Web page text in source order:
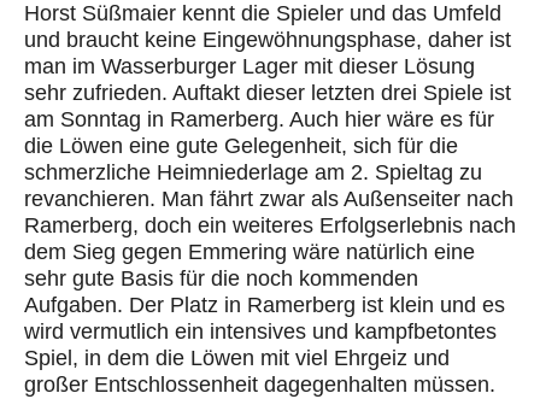
Horst Süßmaier kennt die Spieler und das Umfeld
und braucht keine Eingewöhnungsphase, daher ist
man im Wasserburger Lager mit dieser Lösung
sehr zufrieden. Auftakt dieser letzten drei Spiele ist
am Sonntag in Ramerberg. Auch hier wäre es für
die Löwen eine gute Gelegenheit, sich für die
schmerzliche Heimniederlage am 2. Spieltag zu
revanchieren. Man fährt zwar als Außenseiter nach
Ramerberg, doch ein weiteres Erfolgserlebnis nach
dem Sieg gegen Emmering wäre natürlich eine
sehr gute Basis für die noch kommenden
Aufgaben. Der Platz in Ramerberg ist klein und es
wird vermutlich ein intensives und kampfbetontes
Spiel, in dem die Löwen mit viel Ehrgeiz und
großer Entschlossenheit dagegenhalten müssen.